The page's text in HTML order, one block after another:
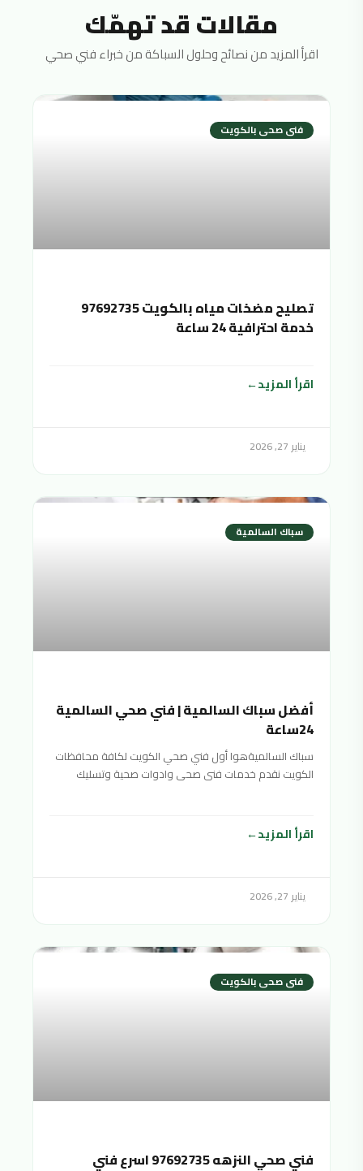
مقالات قد تهمّك
اقرأ المزيد من نصائح وحلول السباكة من خبراء فني صحي
فنى صحى بالكويت
تصليح مضخات مياه بالكويت 97692735
خدمة احترافية 24 ساعة
اقرأ المزيد
يناير 27, 2026
سباك السالمية
أفضل سباك السالمية | فني صحي السالمية
24ساعة
سباك السالميةهوا أول فني صحي الكويت لكافة محافظات
الكويت نقدم خدمات فنى صحى وادوات صحية وتسليك
اقرأ المزيد
يناير 27, 2026
فنى صحى بالكويت
فني صحي النزهه 97692735 اسرع فني